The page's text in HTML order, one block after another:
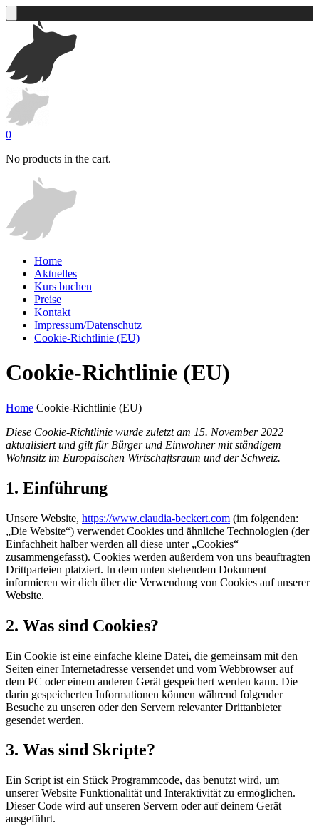
0
No products in the cart.
Home
Aktuelles
Kurs buchen
Preise
Kontakt
Impressum/Datenschutz
Cookie-Richtlinie (EU)
Cookie-Richtlinie (EU)
Home Cookie-Richtlinie (EU)
Diese Cookie-Richtlinie wurde zuletzt am 15. November 2022
aktualisiert und gilt für Bürger und Einwohner mit ständigem
Wohnsitz im Europäischen Wirtschaftsraum und der Schweiz.
1. Einführung
Unsere Website, https://www.claudia-beckert.com (im folgenden:
„Die Website“) verwendet Cookies und ähnliche Technologien (der
Einfachheit halber werden all diese unter „Cookies“
zusammengefasst). Cookies werden außerdem von uns beauftragten
Drittparteien platziert. In dem unten stehendem Dokument
informieren wir dich über die Verwendung von Cookies auf unserer
Website.
2. Was sind Cookies?
Ein Cookie ist eine einfache kleine Datei, die gemeinsam mit den
Seiten einer Internetadresse versendet und vom Webbrowser auf
dem PC oder einem anderen Gerät gespeichert werden kann. Die
darin gespeicherten Informationen können während folgender
Besuche zu unseren oder den Servern relevanter Drittanbieter
gesendet werden.
3. Was sind Skripte?
Ein Script ist ein Stück Programmcode, das benutzt wird, um
unserer Website Funktionalität und Interaktivität zu ermöglichen.
Dieser Code wird auf unseren Servern oder auf deinem Gerät
ausgeführt.